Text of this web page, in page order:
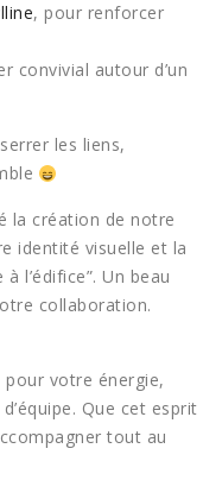
, pour renforcer
convivial autour d’un
les liens,
la création de notre
identité visuelle et la
l’édifice”. Un beau
collaboration.
votre énergie,
Que cet esprit
tout au